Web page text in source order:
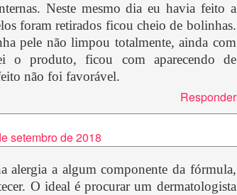
Neste mesmo dia eu havia feito a
foram retirados ficou cheio de bolinhas.
pele não limpou totalmente, ainda com
o produto, ficou com aparecendo de
não foi favorável.
Responder
setembro de 2018
alergia a algum componente da fórmula,
O ideal é procurar um dermatologista